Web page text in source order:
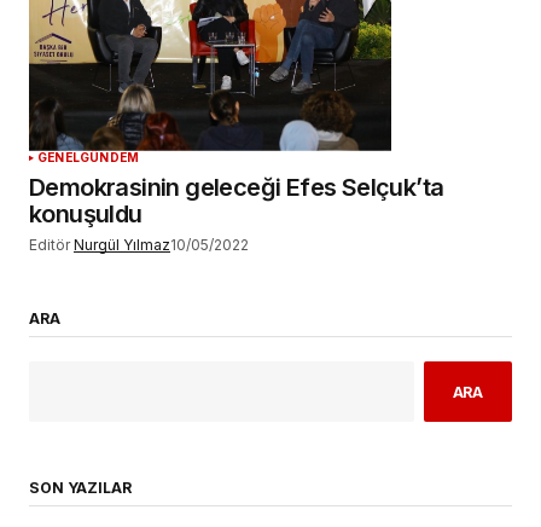
GENELGÜNDEM
Demokrasinin geleceği Efes Selçuk’ta
konuşuldu
Editör Nurgül Yılmaz10/05/2022
ARA
ARA
SON YAZILAR